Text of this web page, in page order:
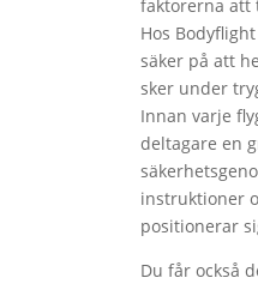
faktorerna att
Hos
säker på att
sker under
Innan varje
deltagare en
instruktioner
positionerar
Du får också